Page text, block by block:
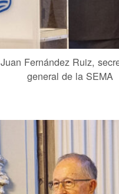
Juan Fernández Ruiz,
general de la SEMA